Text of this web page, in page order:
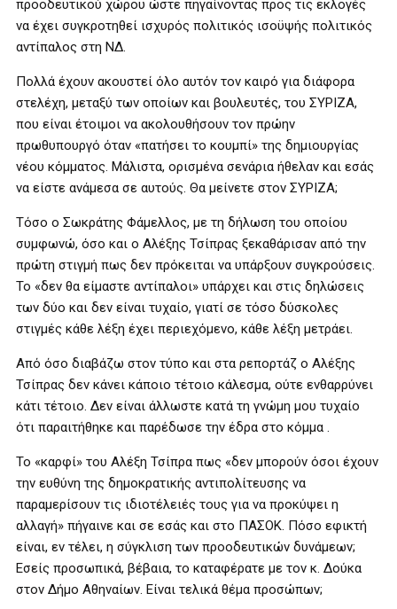
προοδευτικού χώρου ώστε πηγαίνοντας προς τις εκλογές
να έχει συγκροτηθεί ισχυρός πολιτικός ισοϋψής πολιτικός
αντίπαλος στη ΝΔ.
Πολλά έχουν ακουστεί όλο αυτόν τον καιρό για διάφορα
στελέχη, μεταξύ των οποίων και βουλευτές, του ΣΥΡΙΖΑ,
που είναι έτοιμοι να ακολουθήσουν τον πρώην
πρωθυπουργό όταν «πατήσει το κουμπί» της δημιουργίας
νέου κόμματος. Μάλιστα, ορισμένα σενάρια ήθελαν και εσάς
να είστε ανάμεσα σε αυτούς. Θα μείνετε στον ΣΥΡΙΖΑ;
Τόσο ο Σωκράτης Φάμελλος, με τη δήλωση του οποίου
συμφωνώ, όσο και ο Αλέξης Τσίπρας ξεκαθάρισαν από την
πρώτη στιγμή πως δεν πρόκειται να υπάρξουν συγκρούσεις.
Το «δεν θα είμαστε αντίπαλοι» υπάρχει και στις δηλώσεις
των δύο και δεν είναι τυχαίο, γιατί σε τόσο δύσκολες
στιγμές κάθε λέξη έχει περιεχόμενο, κάθε λέξη μετράει.
Από όσο διαβάζω στον τύπο και στα ρεπορτάζ ο Αλέξης
Τσίπρας δεν κάνει κάποιο τέτοιο κάλεσμα, ούτε ενθαρρύνει
κάτι τέτοιο. Δεν είναι άλλωστε κατά τη γνώμη μου τυχαίο
ότι παραιτήθηκε και παρέδωσε την έδρα στο κόμμα .
Το «καρφί» του Αλέξη Τσίπρα πως «δεν μπορούν όσοι έχουν
την ευθύνη της δημοκρατικής αντιπολίτευσης να
παραμερίσουν τις ιδιοτέλειές τους για να προκύψει η
αλλαγή» πήγαινε και σε εσάς και στο ΠΑΣΟΚ. Πόσο εφικτή
είναι, εν τέλει, η σύγκλιση των προοδευτικών δυνάμεων;
Εσείς προσωπικά, βέβαια, το καταφέρατε με τον κ. Δούκα
στον Δήμο Αθηναίων. Είναι τελικά θέμα προσώπων;